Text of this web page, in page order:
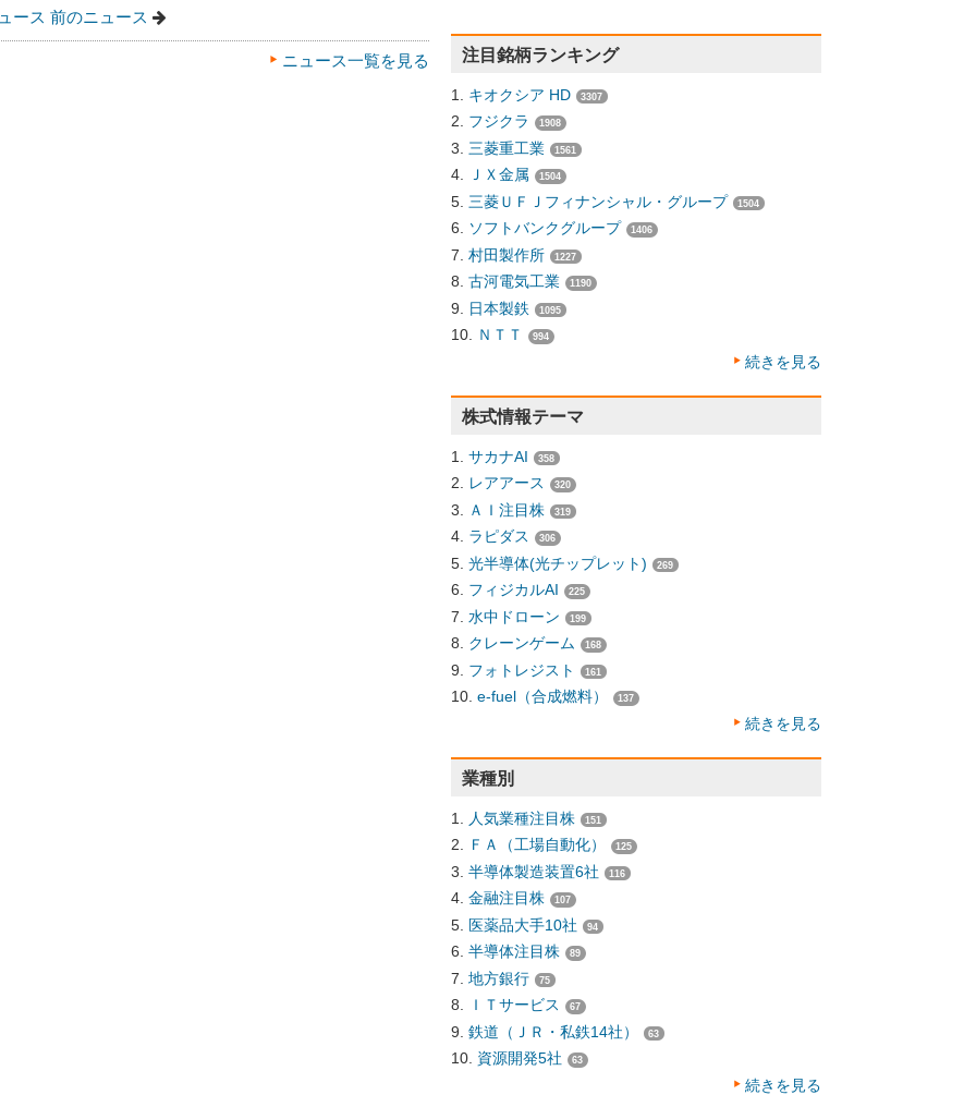
ース 前のニュース
ニュース一覧を見る 注目銘柄ランキング
キオクシア HD 3307
フジクラ 1908
三菱重工業 1561
ＪＸ金属 1504
三菱ＵＦＪフィナンシャル・グループ 1504
ソフトバンクグループ 1406
村田製作所 1227
古河電気工業 1190
日本製鉄 1095
ＮＴＴ 994
続きを見る
株式情報テーマ
サカナAI 358
レアアース 320
ＡＩ注目株 319
ラピダス 306
光半導体(光チップレット) 269
フィジカルAI 225
水中ドローン 199
クレーンゲーム 168
フォトレジスト 161
e-fuel（合成燃料） 137
続きを見る
業種別
人気業種注目株 151
ＦＡ（工場自動化） 125
半導体製造装置6社 116
金融注目株 107
医薬品大手10社 94
半導体注目株 89
地方銀行 75
ＩＴサービス 67
鉄道（ＪＲ・私鉄14社） 63
資源開発5社 63
続きを見る